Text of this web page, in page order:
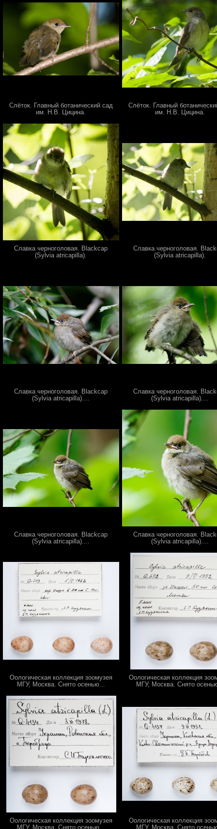
Слёток. Главный ботанический сад
им. Н.В. Цицина.
Слёток. Главный
им. Н.В. Цицина.
Славка черноголовая. Blackcap
(Sylvia atricapilla).
Славка черноголовая.
(Sylvia atricapilla).
Славка черноголовая. Blackcap
(Sylvia atricapilla)....
Славка черноголовая.
(Sylvia atricapilla)....
Славка черноголовая. Blackcap
(Sylvia atricapilla)....
Славка черноголовая.
(Sylvia atricapilla)....
Оологическая коллекция зоомузея
МГУ, Москва. Снято осенью...
Оологическая коллекция
МГУ, Москва. Снято
Оологическая коллекция зоомузея
МГУ, Москва. Снято осенью...
Оологическая коллекция
МГУ, Москва. Снято